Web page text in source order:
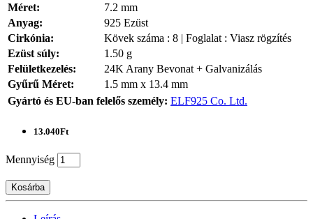
Méret:
7.2 mm
Anyag:
925 Ezüst
Cirkónia:
Kövek száma : 8 | Foglalat : Viasz rögzítés
Ezüst súly:
1.50 g
Felületkezelés:
24K Arany Bevonat + Galvanizálás
Gyűrű Méret:
1.5 mm x 13.4 mm
Gyártó és EU-ban felelős személy: ELF925 Co. Ltd.
13.040Ft
Mennyiség
Kosárba